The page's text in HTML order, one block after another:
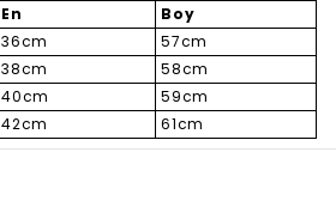
En
Boy
36cm
57cm
38cm
58cm
40cm
59cm
42cm 61cm